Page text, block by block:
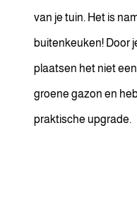
van je tuin. Het is
buitenkeuken! Door
plaatsen het niet
groene gazon en
praktische upgrade.